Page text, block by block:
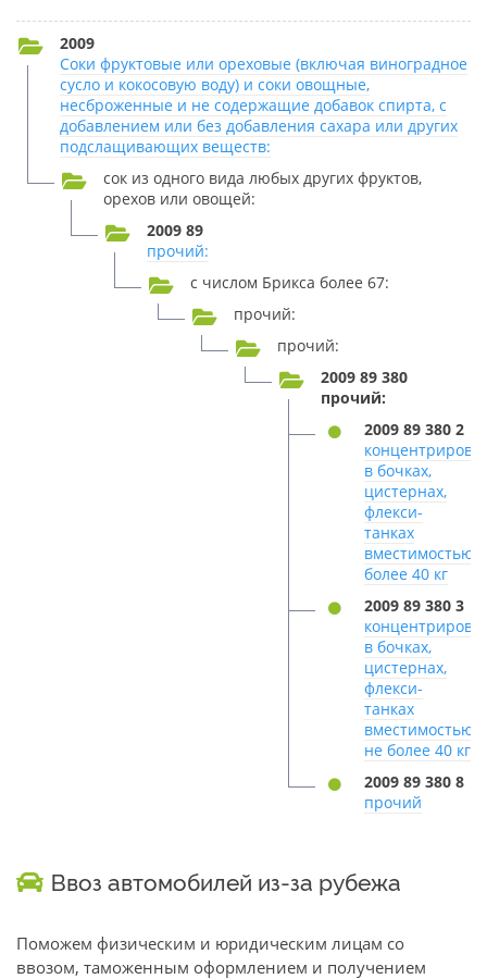
2009
Соки фруктовые или ореховые (включая виноградное
сусло и кокосовую воду) и соки овощные,
несброженные и не содержащие добавок спирта, с
добавлением или без добавления сахара или других
подслащивающих веществ:
сок из одного вида любых других фруктов,
орехов или овощей:
2009 89
прочий:
с числом Брикса более 67:
прочий:
прочий:
2009 89 380
прочий:
2009 89 380 2
в бочках,
цистернах,
флекси-
танках
вместимостью
более 40 кг
2009 89 380 3
в бочках,
цистернах,
флекси-
танках
вместимостью
не более 40 кг
2009 89 380 8
прочий
Ввоз автомобилей из-за рубежа
Поможем физическим и юридическим лицам со
ввозом, таможенным оформлением и получением